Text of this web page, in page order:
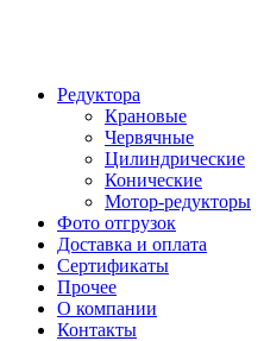
Редуктора
Крановые
Червячные
Цилиндрические
Конические
Мотор-редукторы
Фото отгрузок
Доставка и оплата
Сертификаты
Прочее
О компании
Контакты